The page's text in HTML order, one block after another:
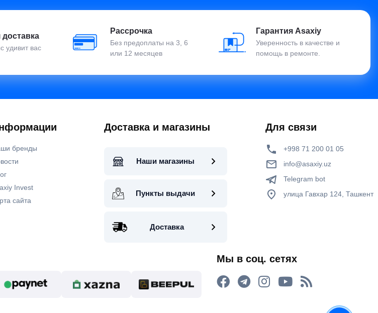
удивит вас
Рассрочка
Без предоплаты на 3, 6
или 12 месяцев
Гарантия Asaxiy
Уверенность в качестве и
помощь в ремонте.
бренды
Invest
сайта
Доставка и магазины
Наши магазины
Пункты выдачи
Доставка
Для связи
+998 71 200 01 05
info@asaxiy.uz
Telegram bot
улица Гавхар 124, Ташкент
Мы в соц. сетях